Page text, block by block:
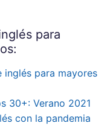
para
inglés para mayores
30+: Verano 2021
con la pandemia